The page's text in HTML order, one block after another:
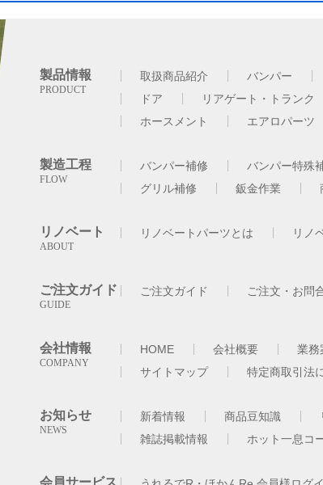
製品情報 取扱商品紹介
バンパー
ドア
リアゲート・トランク
ホースメント
エアロパーツ
製造工程 バンパー補修
バンパー特殊
グリル補修
鈑金作業
リノベート リノベートパーツとは リノ
ご注文ガイド ご注文ガイド ご注文・お問
会社情報 HOME 会社概要
業務
サイトマップ
特定商取引法
お知らせ 新着情報 商品豆知識
雑誌掲載情報
ホット一息コ
会員サービス